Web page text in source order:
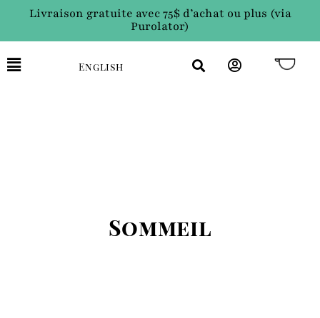
Livraison gratuite avec 75$ d’achat ou plus (via
Purolator)
English
Sommeil